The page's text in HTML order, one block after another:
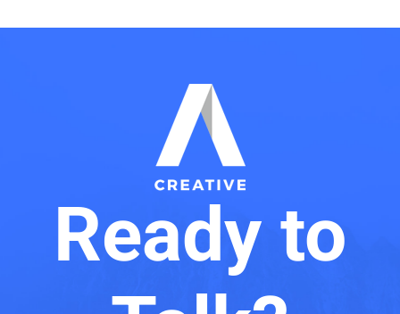
Ready to